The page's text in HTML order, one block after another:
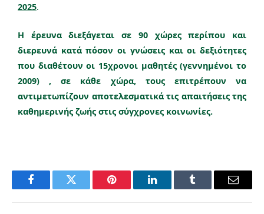
2025.
Η έρευνα διεξάγεται σε 90 χώρες περίπου και
διερευνά κατά πόσον οι γνώσεις και οι δεξιότητες
που διαθέτουν οι 15χρονοι μαθητές (γεννημένοι το
2009) , σε κάθε χώρα, τους επιτρέπουν να
αντιμετωπίζουν αποτελεσματικά τις απαιτήσεις της
καθημερινής ζωής στις σύγχρονες κοινωνίες.
FacebookTwitter Pinterest LinkedInTumblr Email